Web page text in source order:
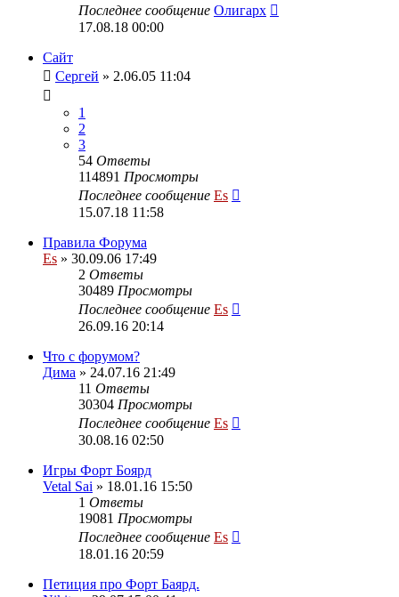
Последнее сообщение Олигарх
17.08.18 00:00
Сайт
Сергей » 2.06.05 11:04
1
2
3
54 Ответы
114891 Просмотры
Последнее сообщение Es
15.07.18 11:58
Правила Форума
Es » 30.09.06 17:49
2 Ответы
30489 Просмотры
Последнее сообщение Es
26.09.16 20:14
Что с форумом?
Дима » 24.07.16 21:49
11 Ответы
30304 Просмотры
Последнее сообщение Es
30.08.16 02:50
Игры Форт Боярд
Vetal Sai » 18.01.16 15:50
1 Ответы
19081 Просмотры
Последнее сообщение Es
18.01.16 20:59
Петиция про Форт Баярд.